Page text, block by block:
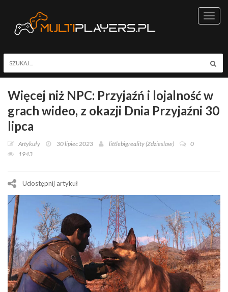
Więcej niż NPC: Przyjaźń i lojalność w
grach wideo, z okazji Dnia Przyjaźni 30
lipca
Artykuły 30 lipiec 2023 littlebigreality (Zdzieslaw)
0
1943
Udostępnij artykuł